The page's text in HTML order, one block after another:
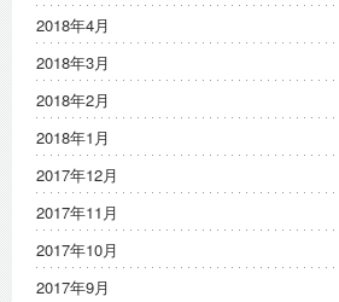
2018年4月
2018年3月
2018年2月
2018年1月
2017年12月
2017年11月
2017年10月
2017年9月